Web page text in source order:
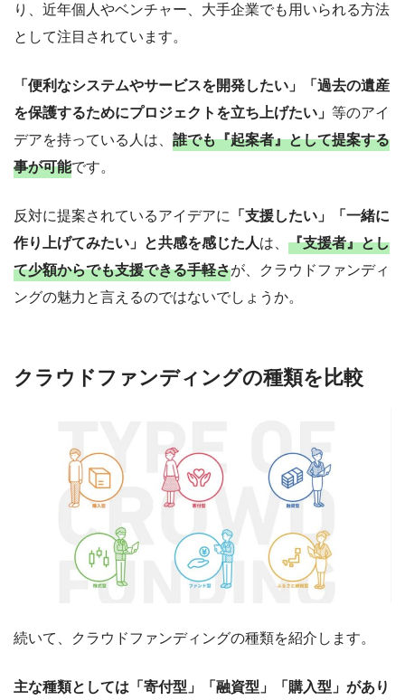
り、近年個人やベンチャー、大手企業でも用いられる方法
として注目されています。
「便利なシステムやサービスを開発したい」「過去の遺産
を保護するためにプロジェクトを立ち上げたい」 等のアイ
デアを持っている人は、 誰でも『起案者』として提案する
事が可能です。
反対に提案されているアイデアに
「支援したい」「一緒に
作り上げてみたい」と共感を感じた人は、 『支援者』とし
て少額からでも支援できる手軽さが、クラウドファンディ
ングの魅力と言えるのではないでしょうか。
クラウドファンディングの種類を比較
続いて、クラウドファンディングの種類を紹介します。
主な種類としては「寄付型」「融資型」「購入型」があり